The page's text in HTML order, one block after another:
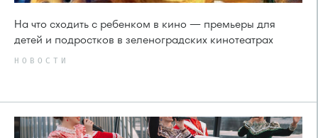
На что сходить с ребенком в кино — премьеры для
детей и подростков в зеленоградских кинотеатрах
НОВОСТИ